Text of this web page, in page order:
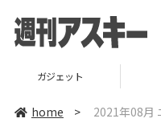
ガジェット
home > 2021年08月